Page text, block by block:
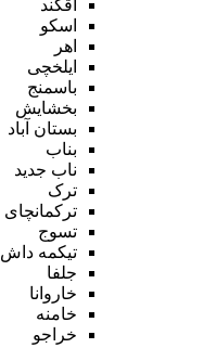
آقکند
اسکو
اهر
ایلخچی
باسمنج
بخشایش
بستان آباد
بناب
ناب جدید
ترک
ترکمانچای
تسوج
تیکمه داش
جلفا
خاروانا
خامنه
خراجو